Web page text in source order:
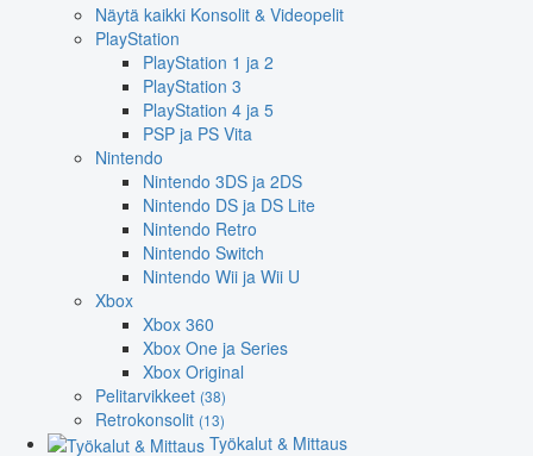
Näytä kaikki Konsolit & Videopelit
PlayStation
PlayStation 1 ja 2
PlayStation 3
PlayStation 4 ja 5
PSP ja PS Vita
Nintendo
Nintendo 3DS ja 2DS
Nintendo DS ja DS Lite
Nintendo Retro
Nintendo Switch
Nintendo Wii ja Wii U
Xbox
Xbox 360
Xbox One ja Series
Xbox Original
Pelitarvikkeet (38)
Retrokonsolit (13)
Työkalut & Mittaus